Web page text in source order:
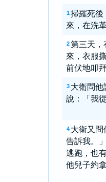
1 掃羅死後
來，在洗
2 第三天，
來，衣服
前伏地叩拜
3 大衛問他
說：「我
4 大衛又問
告訴我。
逃跑，也
他兒子約